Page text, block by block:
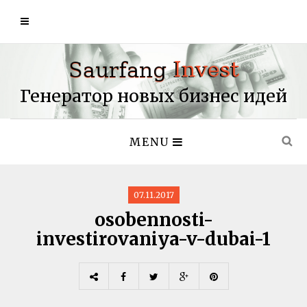
Генератор новых бизнес идей
MENU
07.11.2017
osobennosti-
investirovaniya-v-dubai-1